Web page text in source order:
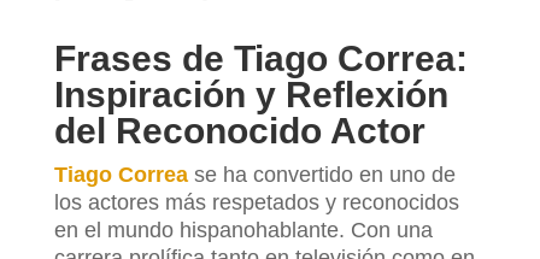
Frases de Tiago Correa:
Inspiración y Reflexión
del Reconocido Actor
Tiago Correase ha convertido en uno de
los actores más respetados y reconocidos
en el mundo hispanohablante. Con una